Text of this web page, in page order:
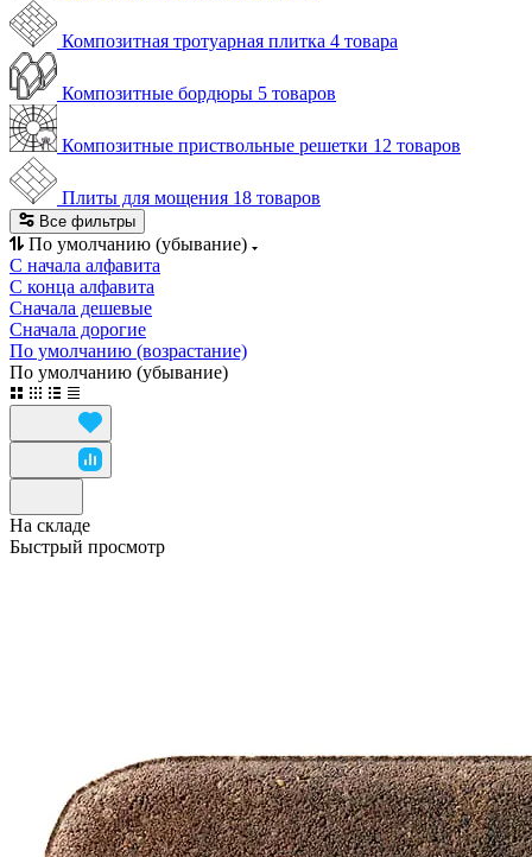
Композитная тротуарная плитка 4 товара
Композитные бордюры 5 товаров
Композитные приствольные решетки 12 товаров
Плиты для мощения 18 товаров
Все фильтры
По умолчанию (убывание)
С начала алфавита
С конца алфавита
Сначала дешевые
Сначала дорогие
По умолчанию (возрастание)
По умолчанию (убывание)
На складе
Быстрый просмотр